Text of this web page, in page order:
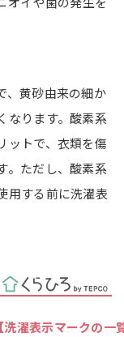
、黄砂由来の細か
なります。酸素系
ットで、衣類を傷
。ただし、酸素系
用する前に洗濯表
【洗濯表示マークの一